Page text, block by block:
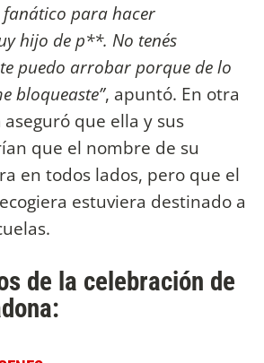
para hacer
hijo de p**. No tenés
puedo arrobar porque de lo
bloqueaste”, apuntó. En otra
aseguró que ella y sus
que el nombre de su
en todos lados, pero que el
estuviera destinado a
de la celebración de